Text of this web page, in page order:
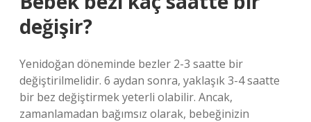
değişir?
Yenidoğan döneminde bezler 2-3 saatte bir
değiştirilmelidir. 6 aydan sonra, yaklaşık 3-4 saatte
bir bez değiştirmek yeterli olabilir. Ancak,
zamanlamadan bağımsız olarak, bebeğinizin